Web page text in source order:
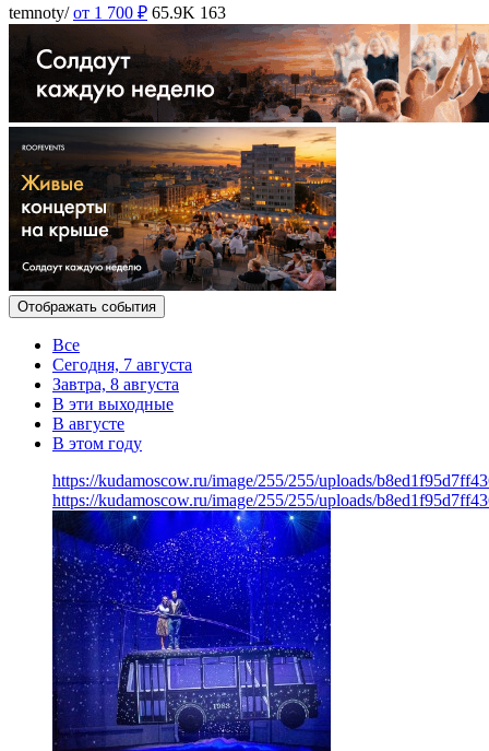
temnoty/ от 1 700 ₽ 65.9K 163
Отображать события
Все
Сегодня, 7 августа
Завтра, 8 августа
В эти выходные
В августе
В этом году
https://kudamoscow.ru/image/255/255/uploads/
https://kudamoscow.ru/image/255/255/uploads/